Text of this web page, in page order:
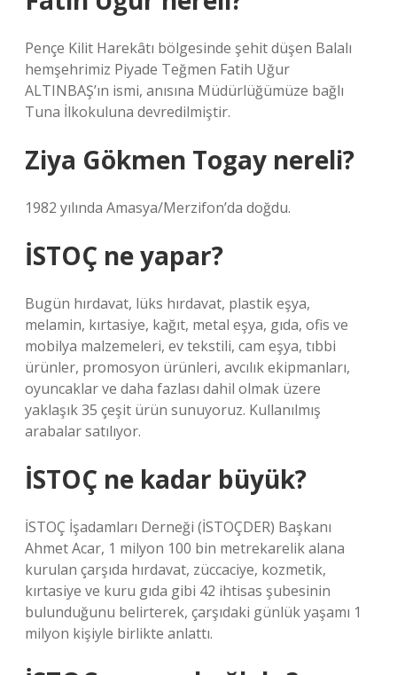
Pençe Kilit Harekâtı bölgesinde şehit düşen Balalı
hemşehrimiz Piyade Teğmen Fatih Uğur
ALTINBAŞ’ın ismi, anısına Müdürlüğümüze bağlı
Tuna İlkokuluna devredilmiştir.
Ziya Gökmen Togay nereli?
1982 yılında Amasya/Merzifon’da doğdu.
İSTOÇ ne yapar?
Bugün hırdavat, lüks hırdavat, plastik eşya,
melamin, kırtasiye, kağıt, metal eşya, gıda, ofis ve
mobilya malzemeleri, ev tekstili, cam eşya, tıbbi
ürünler, promosyon ürünleri, avcılık ekipmanları,
oyuncaklar ve daha fazlası dahil olmak üzere
yaklaşık 35 çeşit ürün sunuyoruz. Kullanılmış
arabalar satılıyor.
İSTOÇ ne kadar büyük?
İSTOÇ İşadamları Derneği (İSTOÇDER) Başkanı
Ahmet Acar, 1 milyon 100 bin metrekarelik alana
kurulan çarşıda hırdavat, züccaciye, kozmetik,
kırtasiye ve kuru gıda gibi 42 ihtisas şubesinin
bulunduğunu belirterek, çarşıdaki günlük yaşamı 1
milyon kişiyle birlikte anlattı.